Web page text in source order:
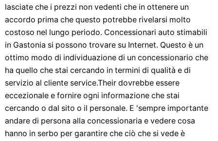
lasciate che i prezzi non vedenti che in ottenere un
accordo prima che questo potrebbe rivelarsi molto
costoso nel lungo periodo. Concessionari auto stimabili
in Gastonia si possono trovare su Internet. Questo è un
ottimo modo di individuazione di un concessionario che
ha quello che stai cercando in termini di qualità e di
servizio al cliente service.Their dovrebbe essere
eccezionale e fornire ogni informazione che stai
cercando o dal sito o il personale. E 'sempre importante
andare di persona alla concessionaria e vedere cosa
hanno in serbo per garantire che ciò che si vede è